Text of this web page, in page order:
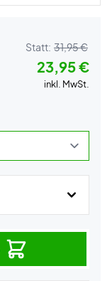
Statt: 31,95 €
23,95 €
inkl. MwSt.